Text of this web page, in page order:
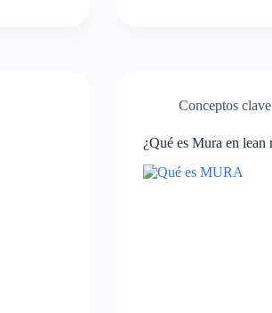
Conceptos clave
¿Qué es Mura en lean